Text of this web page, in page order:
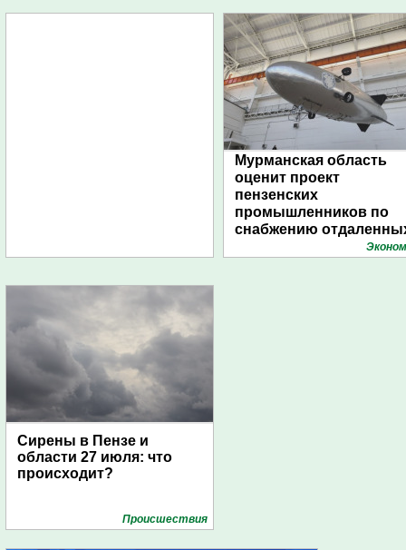
Мурманская область
оценит проект
пензенских
промышленников по
снабжению
поселений с помощью
Сирены в Пензе и
области 27 июля: что
происходит?
Проиcшествия